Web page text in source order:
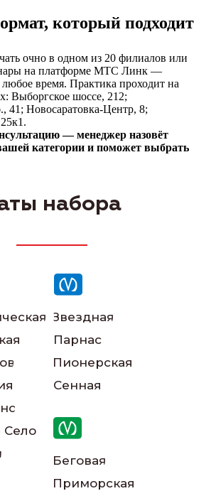
который подходит
очно в одном из 20 филиалов или
на платформе МТС Линк —
время. Практика проходит на
Выборгское шоссе, 212;
41; Новосаратовка-Центр, 8;
— менеджер назовёт
категории и поможет выбрать
набора
Звездная
Пионерская
Парнас
Сенная
Беговая
Приморская
Село
ВКонтакте
в телеграм